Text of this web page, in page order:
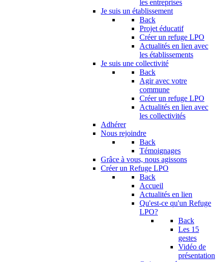
les entreprises
Je suis un établissement
Back
Projet éducatif
Créer un refuge LPO
Actualités en lien avec
les établissements
Je suis une collectivité
Back
Agir avec votre
commune
Créer un refuge LPO
Actualités en lien avec
les collectivités
Adhérer
Nous rejoindre
Back
Témoignages
Grâce à vous, nous agissons
Créer un Refuge LPO
Back
Accueil
Actualités en lien
Qu'est-ce qu'un Refuge
LPO?
Back
Les 15
gestes
Vidéo de
présentation